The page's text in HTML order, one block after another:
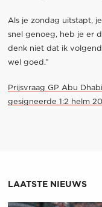
Als je zondag uitstapt,
snel genoeg, heb je er
denk niet dat ik volgend
wel goed.”
Prijsvraag GP Abu
gesigneerde 1:2 helm
LAATSTE NIEUWS